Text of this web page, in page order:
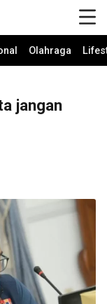
Olahraga
jangan